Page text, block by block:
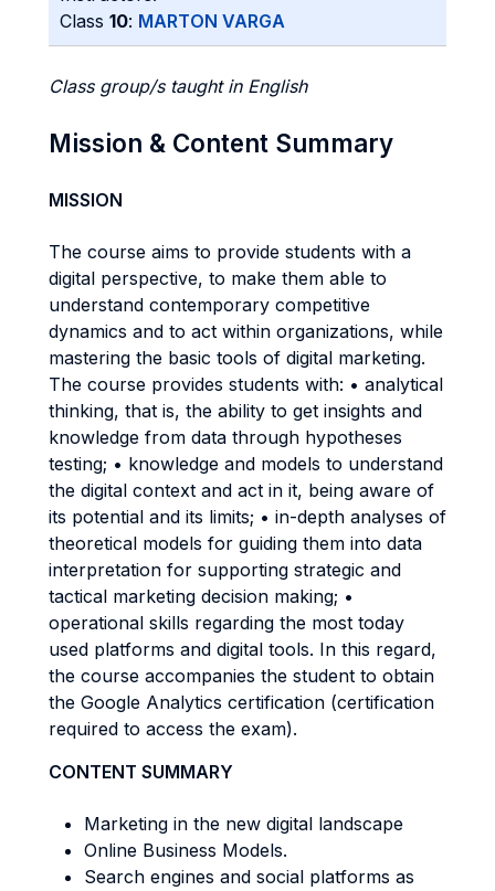
Class 10: MARTON VARGA
Class group/s taught in English
Mission & Content Summary
MISSION
The course aims to provide students with a
digital perspective, to make them able to
understand contemporary competitive
dynamics and to act within organizations, while
mastering the basic tools of digital marketing.
The course provides students with: • analytical
thinking, that is, the ability to get insights and
knowledge from data through hypotheses
testing; • knowledge and models to understand
the digital context and act in it, being aware of
its potential and its limits; • in-depth analyses of
theoretical models for guiding them into data
interpretation for supporting strategic and
tactical marketing decision making; •
operational skills regarding the most today
used platforms and digital tools. In this regard,
the course accompanies the student to obtain
the Google Analytics certification (certification
required to access the exam).
CONTENT SUMMARY
Marketing in the new digital landscape
Online Business Models.
Search engines and social platforms as